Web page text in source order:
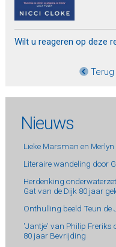
Wilt u reageren op deze
Terug
Nieuws
Lieke Marsman en
Literaire wandeling door
Herdenking
Gat van de Dijk 80 jaar
Onthulling beeld Teun de
'Jantje' van Philip Freriks
80 jaar Bevrijding